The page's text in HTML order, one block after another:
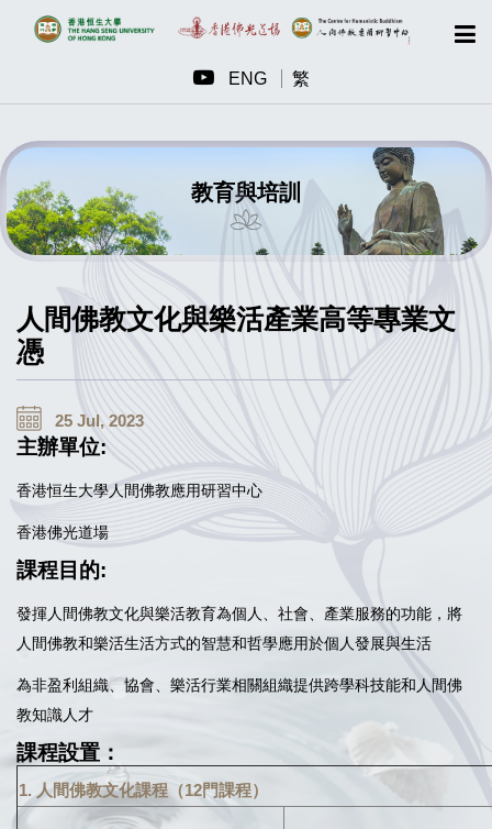
ENG 繁
教育與培訓
人間佛教文化與樂活產業高等專業文
憑
25 Jul, 2023
主辦單位:
香港恒生大學人間佛教應用研習中心
香港佛光道場
課程目的:
發揮人間佛教文化與樂活教育為個人、社會、產業服務的功能，將
人間佛教和樂活生活方式的智慧和哲學應用於個人發展與生活
為非盈利組織、協會、樂活行業相關組織提供跨學科技能和人間佛
教知識人才
課程設置：
1. 人間佛教文化課程（12門課程）